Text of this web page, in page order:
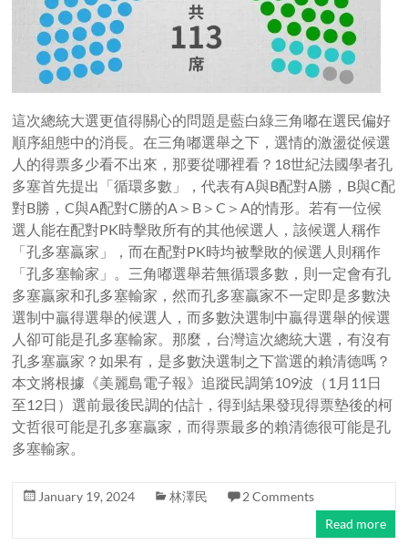
這次總統大選更值得關心的問題是藍白綠三角嘟在選民偏好
順序組態中的消長。在三角嘟選舉之下，選情的激盪從候選
人的得票多少看不出來，那要從哪裡看？18世紀法國學者孔
多塞首先提出「循環多數」，代表有A與B配對A勝，B與C配
對B勝，C與A配對C勝的A＞B＞C＞A的情形。若有一位候
選人能在配對PK時擊敗所有的其他候選人，該候選人稱作
「孔多塞贏家」，而在配對PK時均被擊敗的候選人則稱作
「孔多塞輸家」。三角嘟選舉若無循環多數，則一定會有孔
多塞贏家和孔多塞輸家，然而孔多塞贏家不一定即是多數決
選制中贏得選舉的候選人，而多數決選制中贏得選舉的候選
人卻可能是孔多塞輸家。那麼，台灣這次總統大選，有沒有
孔多塞贏家？如果有，是多數決選制之下當選的賴清德嗎？
本文將根據《美麗島電子報》追蹤民調第109波（1月11日
至12日）選前最後民調的估計，得到結果發現得票墊後的柯
文哲很可能是孔多塞贏家，而得票最多的賴清德很可能是孔
多塞輸家。
January 19, 2024 林澤民
2 Comments
Read more